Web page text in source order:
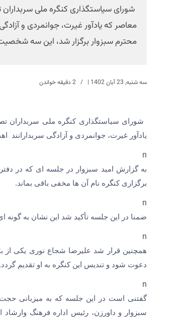
شورای سیاستگذاری کنگره ملی
محترم سبزوار برگزار شد، این سه
سه شنبه, 23 آبان 1402 |
شورای سیاستگذاری کنگره ملی سربداران
یادآور غیرت، جوانمردی و آزادگی سربدارانند
n
به گزارش امید سبزوار در جلسه ای که در
برگزاری کنگره نام آن ها مخفی باقی بماند.
n
ضمنا در این جلسه تأکید شد این نشان به
n
همچنین قرار شد علیرضا شجاع نوری یکی از
دعوت شود و تندیس این کنگره به او تقدیم گردد.
n
گفتنی است در این جلسه که به میزبانی حجت
سبزوار و داورزن، رئیس اداره فرهنگ وارشاد